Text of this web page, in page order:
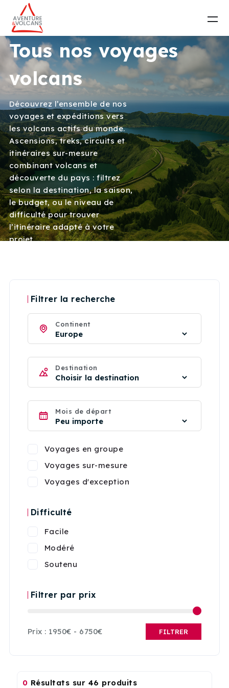
Tous nos voyages
volcans
Découvrez l’ensemble de nos
voyages et expéditions vers
les volcans actifs du monde.
Ascensions, treks, circuits et
itinéraires sur-mesure
combinant volcans et
découverte du pays : filtrez
selon la destination, la saison,
le budget, ou le niveau de
difficulté pour trouver
l’itinéraire adapté à votre
projet.
Filtrer la recherche
Continent
Destination
Mois de départ
Voyages en groupe
Voyages sur-mesure
Voyages d'exception
Difficulté
Facile
Modéré
Soutenu
Filtrer par prix
Prix : 1950€ - 6750€ FILTRER
0 Résultats sur 46 produits